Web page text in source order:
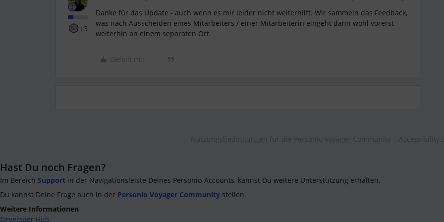
+3
Danke für das Update - auch wenn es mir leider nicht weiterhilft. Wir sammeln das Feedback,
was nach Ausscheiden eines Mitarbeiters / einer Mitarbeiterin eingeht dann wohl vorerst
weiterhin an einem separaten Ort.
Gefällt mir
Hast Du noch Fragen?
Im Bereich Support in der Navigationsleiste Deines Personio-Accounts, kannst Du weitere Unterstützung erhalten.
Du kannst Deine Frage auch in der Personio Voyager Community stellen.
Weitere Informationen
Developer Hub